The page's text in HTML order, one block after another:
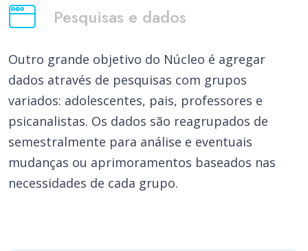
Pesquisas e dados
Outro grande objetivo do Núcleo é agregar
dados através de pesquisas com grupos
variados: adolescentes, pais, professores e
psicanalistas. Os dados são reagrupados de
semestralmente para análise e eventuais
mudanças ou aprimoramentos baseados nas
necessidades de cada grupo.